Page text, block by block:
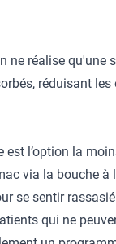
réalise qu'une
réduisant
l’option la
via la bouche à
se sentir
qui ne